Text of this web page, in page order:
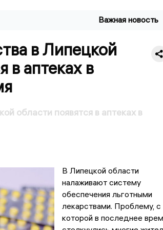
Важная новость
в Липецкой
в аптеках в
области появятся в аптеках в
В Липецкой области
налаживают систему
обеспечения льготными
лекарствами. Проблему, с
которой в последнее